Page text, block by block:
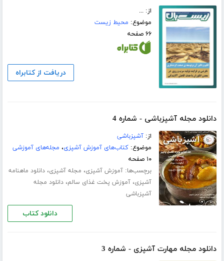
از: ...
موضوع: محیط زیست
۶۶ صفحه
دریافت از کتابراه
دانلود مجله آشپزباشی - شماره 4
از:آشپزباشی
موضوع:کتاب‌های آموزش آشپزی، مجله‌های آموزشی
۱۰ صفحه
برچسب‌ها:آموزش آشپزی، مجله آشپزی،دانلود ماهنامه
آشپزی،آموزش پخت غذای سالم،دانلود مجله
آشپزباشی
دانلود کتاب
دانلود مجله مهارت آشپزی - شماره 3